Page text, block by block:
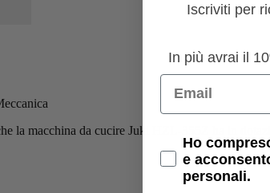
la macchina da cucire Juki HZL-355Z ha in
Iscriviti per
In più avrai il
Email
Privacy Policy
Ho
e
personali.